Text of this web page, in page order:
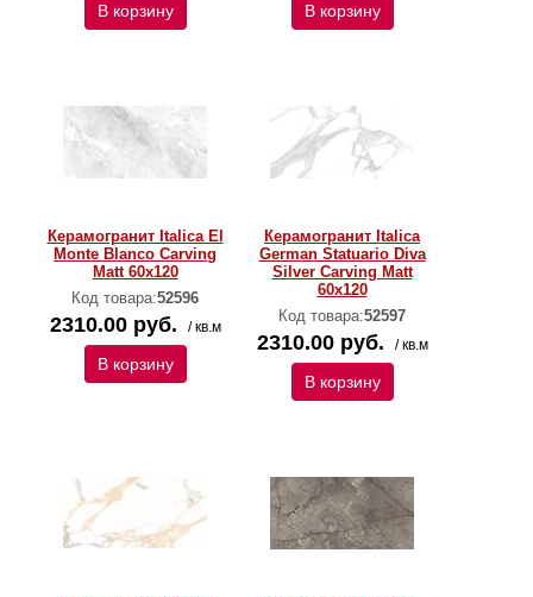
В корзину В корзину
Керамогранит Italica El
Monte Blanco Carving
Matt 60x120
Код товара:52596
2310.00 руб. / кв.м
В корзину
Керамогранит Italica
German Statuario Diva
Silver Carving Matt
60x120
Код товара:52597
2310.00 руб. / кв.м
В корзину